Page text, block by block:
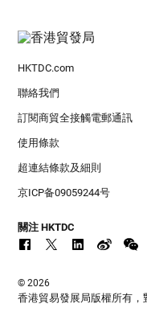
HKTDC.com
聯絡我們
訂閱商貿全接觸電郵通訊
使用條款
超連結條款及細則
京ICP备09059244号
關注 HKTDC
© 2026
香港貿易發展局版權所有，